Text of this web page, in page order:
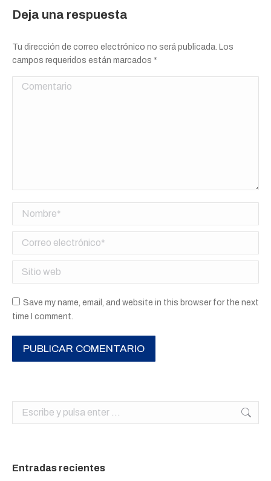
Deja una respuesta
Tu dirección de correo electrónico no será publicada. Los
campos requeridos están marcados *
Comentario
Nombre *
Correo electrónico *
Sitio web
Save my name, email, and website in this browser for the next
time I comment.
PUBLICAR COMENTARIO
Buscar:
Entradas recientes